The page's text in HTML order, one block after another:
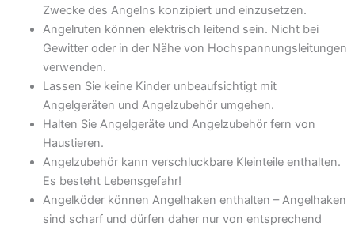
Zwecke des Angelns konzipiert und einzusetzen.
Angelruten können elektrisch leitend sein. Nicht bei
Gewitter oder in der Nähe von Hochspannungsleitungen
verwenden.
Lassen Sie keine Kinder unbeaufsichtigt mit
Angelgeräten und Angelzubehör umgehen.
Halten Sie Angelgeräte und Angelzubehör fern von
Haustieren.
Angelzubehör kann verschluckbare Kleinteile enthalten.
Es besteht Lebensgefahr!
Angelköder können Angelhaken enthalten – Angelhaken
sind scharf und dürfen daher nur von entsprechend